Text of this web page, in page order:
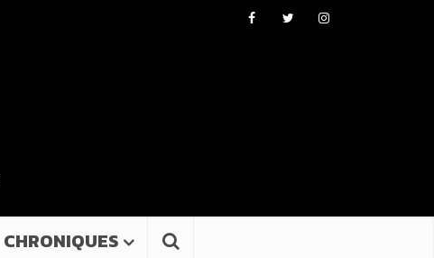
CHRONIQUES